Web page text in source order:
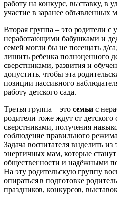
работу на конкурс, выставку, в
участие в заранее объявленных
Вторая группа – это родители
неработающими бабушками и
семей могли бы не посещать д/
лишить ребенка полноценного
сверстниками, развития и
допустить, чтобы эта
позиции пассивного
работу детского сада.
Третья группа – это семьи с
родители тоже ждут от детского
сверстниками, получения
соблюдение правильного
Задача воспитателя выделить
энергичных мам, которые
общественности и надёжными
На эту родительскую группу
опираться в подготовке
праздников, конкурсов,